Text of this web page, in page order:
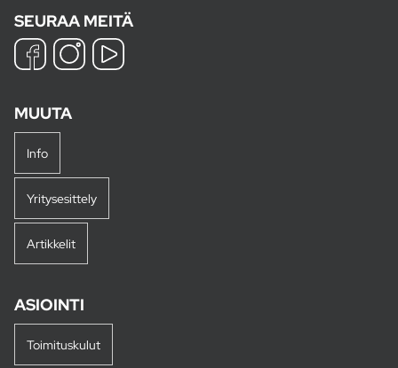
SEURAA MEITÄ
MUUTA
Info
Yritysesittely
Artikkelit
ASIOINTI
Toimituskulut